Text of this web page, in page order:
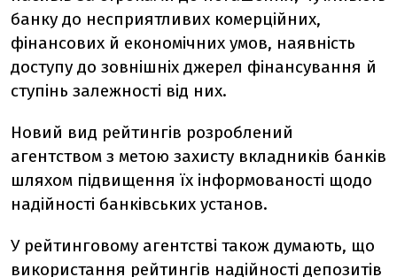
банку до несприятливих комерційних,
фінансових й економічних умов, наявність
доступу до зовнішніх джерел фінансування й
ступінь залежності від них.
Новий вид рейтингів розроблений
агентством з метою захисту вкладників банків
шляхом підвищення їх інформованості щодо
надійності банківських установ.
У рейтинговому агентстві також думають, що
використання рейтингів надійності депозитів